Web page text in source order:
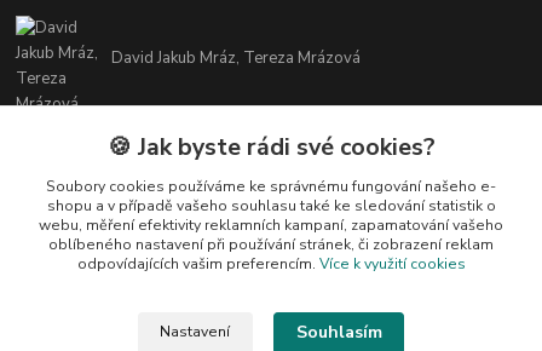
David Jakub Mráz, Tereza Mrázová
info@bylinky-maya.cz
🍪 Jak byste rádi své cookies?
Soubory cookies používáme ke správnému fungování našeho e-
shopu a v případě vašeho souhlasu také ke sledování statistik o
webu, měření efektivity reklamních kampaní, zapamatování vašeho
oblíbeného nastavení při používání stránek, či zobrazení reklam
odpovídajících vašim preferencím. Více k využití cookies
Nastavení Souhlasím